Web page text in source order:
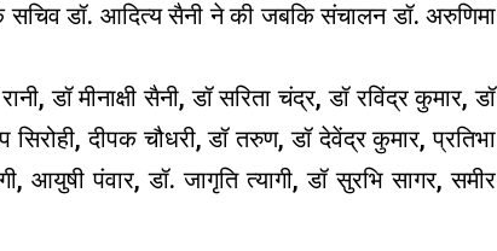
के सचिव डॉ. आदित्य सैनी ने की जबकि संचालन डॉ. अरुणिमा
डॉ मीनाक्षी सैनी, डॉ सरिता चंद्र, डॉ रविंद्र कुमार, डॉ
सिरोही, दीपक चौधरी, डॉ तरुण, डॉ देवेंद्र कुमार, प्रतिभा
आयुषी पंवार, डॉ. जागृति त्यागी, डॉ सुरभि सागर, समीर